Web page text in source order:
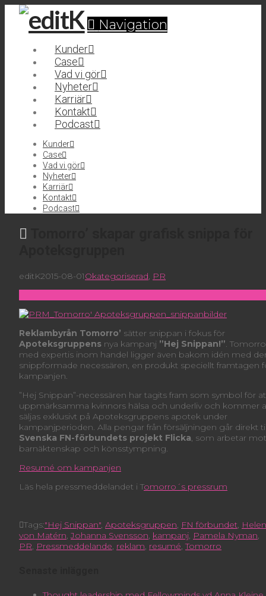
Navigation
Kunder
Case
Vad vi gör
Nyheter
Karriär
Kontakt
Podcast
Kunder
Case
Vad vi gör
Nyheter
Karriär
Kontakt
Podcast
editK2015-08-01Okategoriserad PR
Reklambyrån Tomorro’ sätter snippan i fokus för
Apoteksgruppens nya kampanj ”Hej Snippan!” .
med expertis inom handel ligger även bakom idén med
snippformade necessären, en produkt speciellt framtagen
kampanjen.
”Hej Snippan”-necessären har tagits fram som symbol för
uppmärksamma kvinnors hälsa och underliv och kommer
säljas exklusivt på Apoteksgruppens apotek under
kampanjperioden. Alla pengar från försäljningen går direkt
Svenska FN-förbundets projekt Flicka , som arbetar mot
barnäktenskap och könsstympning.
Resumé om kampanjen
Läs hela pressmeddelandet i Tomorro´s pressrum
Tags:"Hej Snippan" Apoteksgruppen FN förbundet
von Matérn ,Johanna Svensson kampanj Pamela Nyman
PR Pressmeddelande reklam resumé ,Tomorro